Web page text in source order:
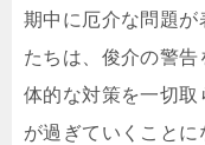
期中に厄介な問題が
たちは、俊介の警
体的な対策を一切
が過ぎていくことに